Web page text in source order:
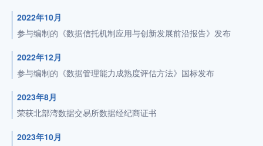
2022年10月
参与编制的《数据信托机制应用与创新发展前沿报告》发布
2022年12月
参与编制的《数据管理能力成熟度评估方法》国标发布
2023年8月
荣获北部湾数据交易所数据经纪商证书
2023年10月